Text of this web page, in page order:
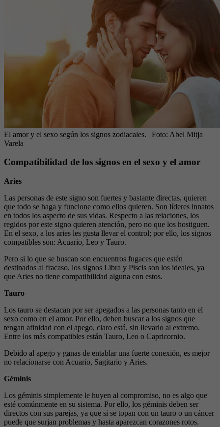
El amor y el sexo según los signos zodiacales. | Foto: Abel Mitja
Varela
Compatibilidad de los signos en el sexo y el amor
Aries
Las personas de este signo son fuertes y bastante directas, quieren
que todo se haga y funcione como ellos quieren. Son líderes innatos
en todos los aspecto de sus vidas. Respecto a las relaciones, los
regidos por este signo quieren atención, pero no que los hostiguen.
En el sexo, a los aries les gusta llevar el control; por ello, los signos
compatibles son: Acuario, Leo y Tauro.
Pero si lo que se buscan son encuentros fugaces que estén
destinados al fracaso, los signos Libra y Piscis son los ideales, ya
que Aries no tiene compatibilidad alguna con estos.
Tauro
Los tauro se destacan por ser apegados a las personas tanto en el
sexo como en el amor. Por ello, deben buscar a los signos que
tengan afinidad con el apego, claro está, sin llevarlo al extremo.
Entre los más compatibles están Tauro, Leo o Capricornio.
Debido al apego y ganas de entablar una fuerte conexión, es mejor
no relacionarse con Acuario, Sagitario y Aries.
Géminis
Los géminis simplemente le huyen al compromiso, no es algo que
esté comúnmente en su sistema. Por ello, los géminis deben ser
directos con sus parejas, ya que si se topan con un tauro o un cáncer
puede que surjan problemas y hasta aparezcan corazones rotos.